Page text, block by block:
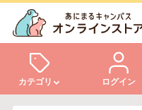
カテゴリ ログイン